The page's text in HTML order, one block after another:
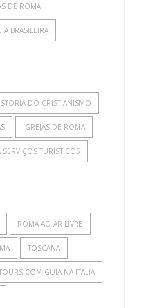
DE ROMA
BRASILEIRA
DO CRISTIANISMO
IGREJAS DE ROMA
SERVIÇOS TURÍSTICOS
ROMA AO AR LIVRE
TOSCANA
COM GUIA NA ITALIA